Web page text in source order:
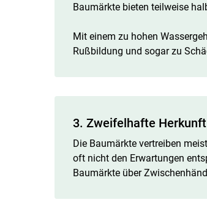
Baumärkte bieten teilweise
Mit einem zu hohen
Rußbildung und sogar zu
3. Zweifelhafte
Die Baumärkte vertreiben
oft nicht den Erwartungen
Baumärkte über